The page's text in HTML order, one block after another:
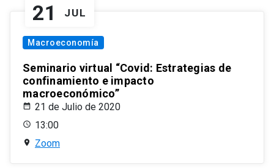
21 JUL
Macroeconomía
Seminario virtual “Covid: Estrategias de
confinamiento e impacto
macroeconómico”
21 de Julio de 2020
13:00
Zoom